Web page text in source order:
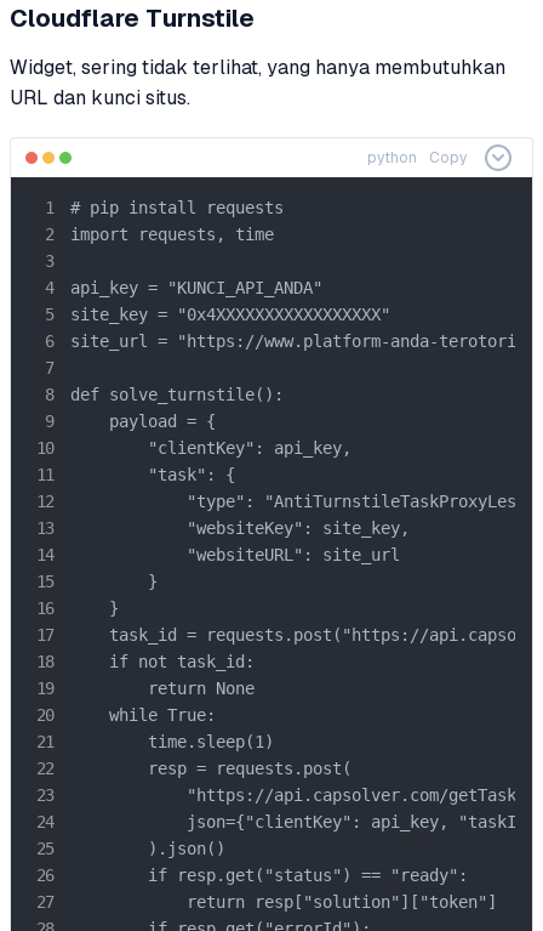
Cloudflare Turnstile
Widget, sering tidak terlihat, yang hanya membutuhkan
URL dan kunci situs.
python Copy
# pip install requests
import requests, time
api_key = "KUNCI_API_ANDA"
site_key = "0x4XXXXXXXXXXXXXXXXX"
site_url = "https://www.platform-anda-
def solve_turnstile():
    payload = {
        "clientKey": api_key,
        "task": {
"type":
            "websiteKey": site_key,
            "websiteURL": site_url
        }
    }
task_id = requests.post("https://
    if not task_id:
        return None
    while True:
        time.sleep(1)
        resp = requests.post(
"https://api.capsolver.com/
json={"clientKey": api_key,
        ).json()
        if resp.get("status") == "ready":
            return resp["solution"]["token"]